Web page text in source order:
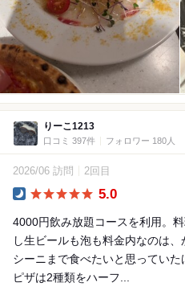
りーこ1213
口コミ 397件 フォロワー 180人
2026/06 訪問 2回目
5.0
4000円飲み放題コースを利用。
し生ビールも泡も料金内なのは
シーニまで食べたいと思っていた
ピザは2種類をハーフ...